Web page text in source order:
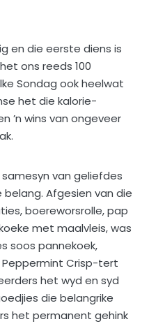
en die eerste diens is
ons reeds 100
Sondag ook heelwat
het die kalorie-
’n wins van ongeveer
samesyn van geliefdes
belang. Afgesien van die
boereworsrolle, pap
met maalvleis, was
soos pannekoek,
Peppermint Crisp-tert
het wyd en syd
die belangrike
het permanent gehink